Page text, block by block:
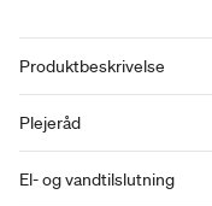
Produktbeskrivelse
Plejeråd
El- og vandtilslutning